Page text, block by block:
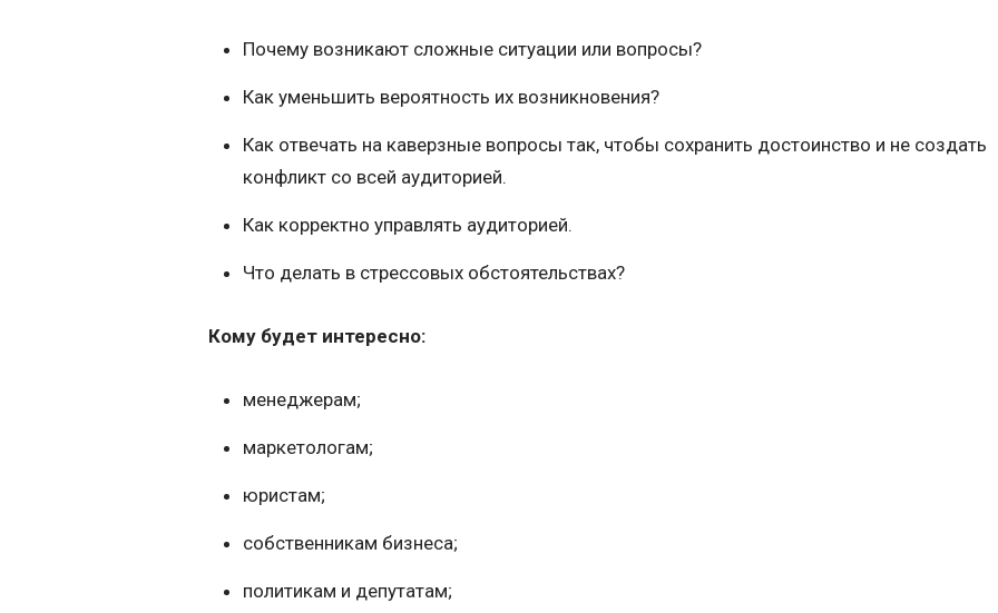
Почему возникают сложные ситуации или вопросы?
Как уменьшить вероятность их возникновения?
Как отвечать на каверзные вопросы так, чтобы сохранить достоинство и не создать
конфликт со всей аудиторией.
Как корректно управлять аудиторией.
Что делать в стрессовых обстоятельствах?
Кому будет интересно:
менеджерам;
маркетологам;
юристам;
собственникам бизнеса;
политикам и депутатам;